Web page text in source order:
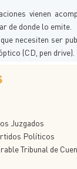
vienen
de donde lo emite.
necesiten ser
(CD, pen drive).
Juzgados
Políticos
Tribunal de